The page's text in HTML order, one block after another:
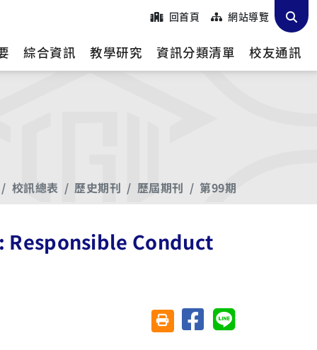
回首頁 網站導覽
綜合資訊 教學研究 資訊分類清單 校友通訊
校訊總表 歷史期刊 歷屆期刊 第99期
Responsible Conduct
友善列印(另開視窗)
分享至臉書分享至 Line